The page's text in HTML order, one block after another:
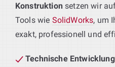
Konstruktionsetzen wir
Tools wie SolidWorks, um
exakt, professionell und
Technische Entwicklung